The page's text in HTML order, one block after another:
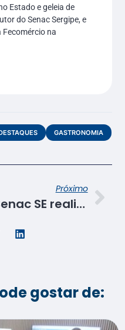
Estado e geleia de
do Senac Sergipe, e
Fecomércio na
GASTRONOMIA
Próximo
Senac SE realiza II Seminário Internacional de Educação Profissional em outubro
gostar de: